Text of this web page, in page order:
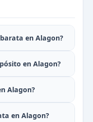
en Alagon?
en Alagon?
Alagon?
en Alagon?